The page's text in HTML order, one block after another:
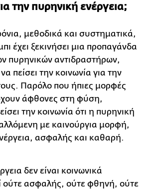
την πυρηνική ενέργεια;
μεθοδικά και συστηματικά,
έχει ξεκινήσει μια προπαγάνδα
πυρηνικών αντιδραστήρων,
πείσει την κοινωνία για την
Παρόλο που ήπιες μορφές
άφθονες στη φύση,
την κοινωνία ότι η πυρηνική
με καινούργια μορφή,
ασφαλής και καθαρή.
δεν είναι κοινωνικά
ούτε ασφαλής, ούτε φθηνή, ούτε